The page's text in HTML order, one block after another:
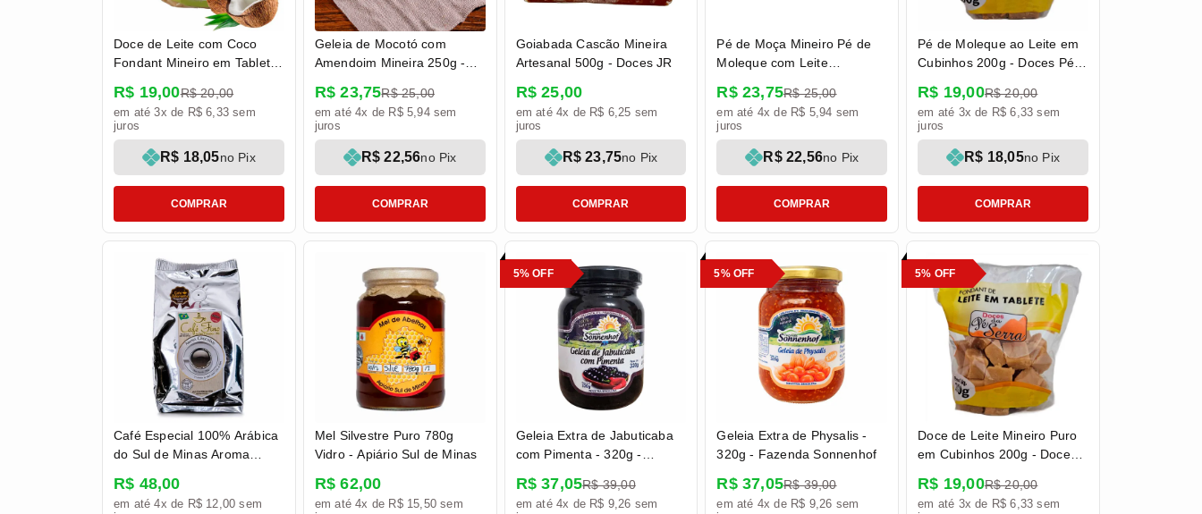
Doce de Leite com Coco
Fondant Mineiro em Tablete
R$ 19,00R$ 20,00
R$ 18,05no Pix
em até 3x de R$ 6,33 sem
juros
COMPRAR
Geleia de Mocotó com
Amendoim Mineira 250g -
R$ 23,75R$ 25,00
R$ 22,56no Pix
em até 4x de R$ 5,94 sem
juros
COMPRAR
Goiabada Cascão Mineira
Artesanal 500g - Doces JR
R$ 25,00
R$ 23,75no Pix
em até 4x de R$ 6,25 sem
juros
COMPRAR
Pé de Moça Mineiro Pé de
Moleque com Leite
Rezenda
R$ 23,75R$ 25,00
R$ 22,56no Pix
em até 4x de R$ 5,94 sem
juros
COMPRAR
Pé de Moleque ao Leite em
Cubinhos 200g - Doces Pé
R$ 19,00R$ 20,00
R$ 18,05no Pix
em até 3x de R$ 6,33 sem
juros
COMPRAR
Café Especial 100% Arábica
do Sul de Minas Aroma
Café Fino
R$ 48,00
em até 4x de R$ 12,00 sem
Mel Silvestre Puro 780g
Vidro - Apiário Sul de Minas
R$ 62,00
em até 4x de R$ 15,50 sem
Geleia Extra de Jabuticaba
com Pimenta - 320g -
R$ 37,05R$ 39,00
5% OFF
em até 4x de R$ 9,26 sem
Geleia Extra de Physalis -
320g - Fazenda Sonnenhof
R$ 37,05R$ 39,00
5% OFF
em até 4x de R$ 9,26 sem
Doce de Leite Mineiro Puro
em Cubinhos 200g - Doces
R$ 19,00R$ 20,00
5% OFF
em até 3x de R$ 6,33 sem